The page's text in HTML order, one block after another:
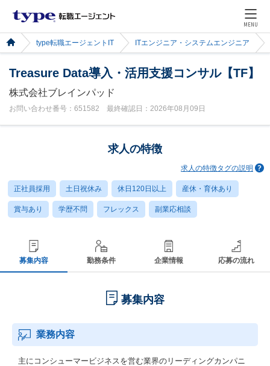
MENU
type転職エージェントIT ITエンジニア・システムエンジニア
Treasure Data導入・活用支援コンサル【TF】
株式会社ブレインパッド
お問い合わせ番号：651582 最終確認日：2026年08月09日
求人の特徴
求人の特徴タグの説明
正社員採用 土日祝休み 休日120日以上 産休・育休あり
賞与あり 学歴不問 フレックス 副業応相談
募集内容 勤務条件 企業情報 応募の流れ
募集内容
業務内容
主にコンシューマービジネスを営む業界のリーディングカンパニ